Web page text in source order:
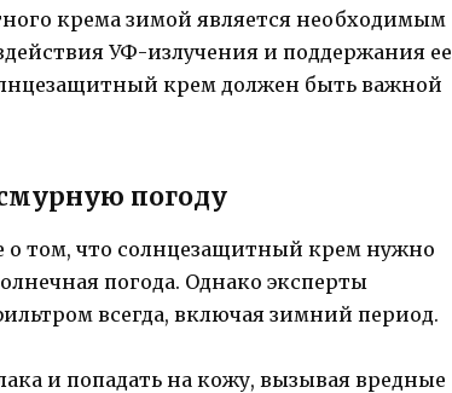
крема зимой является необходимым
УФ-излучения и поддержания ее
крем должен быть важной
погоду
том, что солнцезащитный крем нужно
погода. Однако эксперты
всегда, включая зимний период.
и попадать на кожу, вызывая вредные